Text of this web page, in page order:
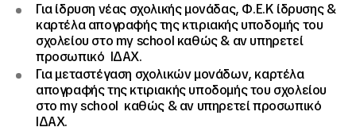
Για ίδρυση νέας σχολικής μονάδας, Φ.Ε.Κ ίδρυσης &
καρτέλα απογραφής της κτιριακής υποδομής του
σχολείου στο my school καθώς & αν υπηρετεί
προσωπικό ΙΔΑΧ.
Για μεταστέγαση σχολικών μονάδων, καρτέλα
απογραφής της κτιριακής υποδομής του σχολείου
στο my school καθώς & αν υπηρετεί προσωπικό
ΙΔΑΧ.